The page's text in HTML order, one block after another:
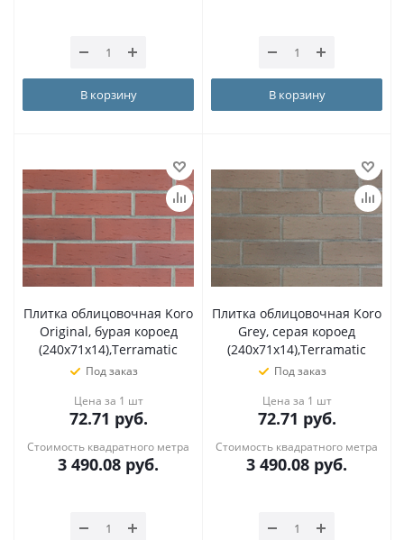
В корзину В корзину
Плитка облицовочная Koro
Original, бурая короед
(240х71х14),Terramatic
Под заказ
Цена за 1 шт
72.71 руб.
Стоимость квадратного метра
3 490.08 руб.
Плитка облицовочная Koro
Grey, серая короед
(240х71х14),Terramatic
Под заказ
Цена за 1 шт
72.71 руб.
Стоимость квадратного метра
3 490.08 руб.